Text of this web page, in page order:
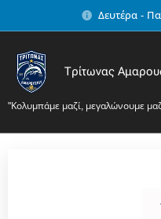
Δευτέρα -
Τρίτωνας
"Κολυμπάμε μαζί, μεγαλώνουμε